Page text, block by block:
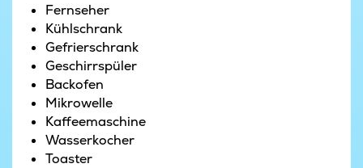
Das Haus verfügt zudem über einen eigenen
Poolbereich, in dem Sie viele Stunden mit
Schwimmen, Spielen und Spaß verbringen
können. Auf der großen Terrasse des Hauses
erwartet Sie ein Wellnessbereich mit
Außensauna, Außendusche und Außenwhirlpool.
Hier genießen Sie Wellness unter freiem Himmel.
Im Außenbereich des Hauses gibt es darüber
Fernseher
Kühlschrank
Gefrierschrank
Geschirrspüler
Backofen
Mikrowelle
Kaffeemaschine
Wasserkocher
Toaster